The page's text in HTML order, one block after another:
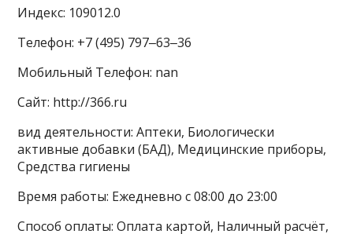
Индекс: 109012.0
Телефон: +7 (495) 797‒63‒36
Мобильный Телефон: nan
Сайт: http://366.ru
вид деятельности: Аптеки, Биологически
активные добавки (БАД), Медицинские приборы,
Средства гигиены
Время работы: Ежедневно с 08:00 до 23:00
Способ оплаты: Оплата картой, Наличный расчёт,